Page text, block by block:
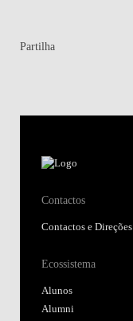
Partilha
Contactos
Contactos e Direções
Ecossistema
Alunos
Alumni